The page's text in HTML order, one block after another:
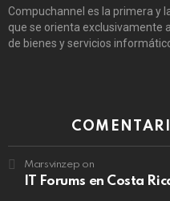
Compuchannel es la primera y
que se orienta exclusivamente
de bienes y servicios
Marsvinzep on
IT Forums en Costa